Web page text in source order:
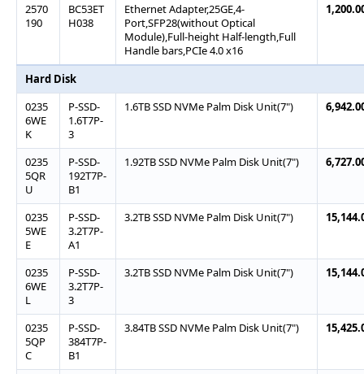
2570
190
BC53ET
H038
Ethernet Adapter,25GE,4-
Port,SFP28(without Optical
Module),Full-height Half-length,Full
Handle bars,PCIe 4.0 x16
Hard Disk
0235
6WE
K
P-SSD-
1.6T7P-
3
1.6TB SSD NVMe Palm Disk Unit(7")
0235
5QR
U
P-SSD-
192T7P-
B1
1.92TB SSD NVMe Palm Disk Unit(7")
0235
5WE
E
P-SSD-
3.2T7P-
A1
3.2TB SSD NVMe Palm Disk Unit(7")
0235
6WE
L
P-SSD-
3.2T7P-
3
3.2TB SSD NVMe Palm Disk Unit(7")
0235
5QP
C
P-SSD-
384T7P-
B1
3.84TB SSD NVMe Palm Disk Unit(7")